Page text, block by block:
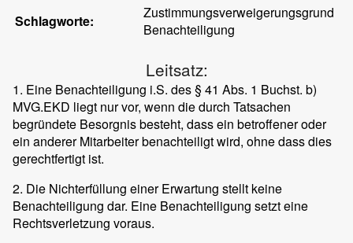
Schlagworte:
Zustimmungsverweigerungsgrund
Benachteiligung
Leitsatz:
1. Eine Benachteiligung i.S. des § 41 Abs. 1 Buchst. b)
MVG.EKD liegt nur vor, wenn die durch Tatsachen
begründete Besorgnis besteht, dass ein betroffener oder
ein anderer Mitarbeiter benachteiligt wird, ohne dass dies
gerechtfertigt ist.
2. Die Nichterfüllung einer Erwartung stellt keine
Benachteiligung dar. Eine Benachteiligung setzt eine
Rechtsverletzung voraus.